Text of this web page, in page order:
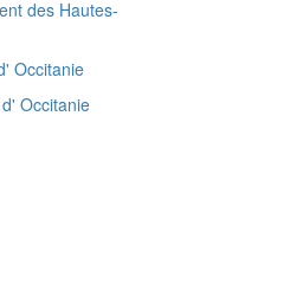
des Hautes-
Occitanie
Occitanie